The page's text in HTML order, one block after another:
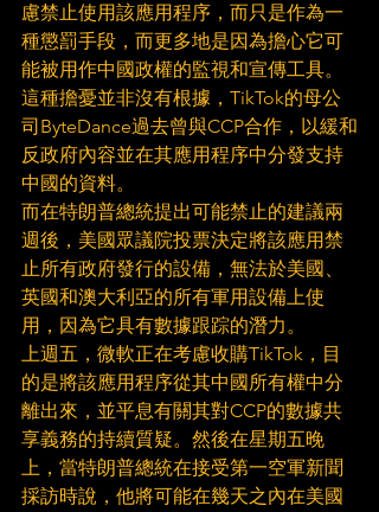
慮禁止使用該應用程序，而只是作為一
種懲罰手段，而更多地是因為擔心它可
能被用作中國政權的監視和宣傳工具。
這種擔憂並非沒有根據，TikTok的母公
司ByteDance過去曾與CCP合作，以緩和
反政府內容並在其應用程序中分發支持
中國的資料。
而在特朗普總統提出可能禁止的建議兩
週後，美國眾議院投票決定將該應用禁
止所有政府發行的設備，無法於美國、
英國和澳大利亞的所有軍用設備上使
用，因為它具有數據跟踪的潛力。
上週五，微軟正在考慮收購TikTok，目
的是將該應用程序從其中國所有權中分
離出來，並平息有關其對CCP的數據共
享義務的持續質疑。然後在星期五晚
上，當特朗普總統在接受第一空軍新聞
採訪時說，他將可能在幾天之內在美國